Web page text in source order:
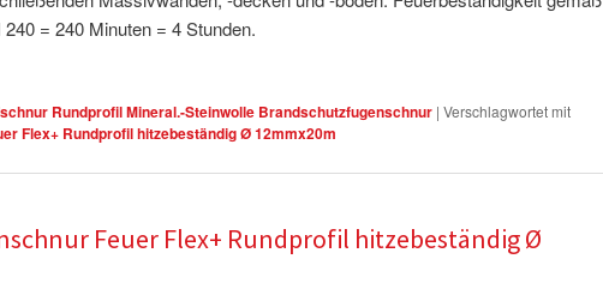
= 240 Minuten = 4 Stunden.
Rundprofil Mineral.-Steinwolle Brandschutzfugenschnur | Verschlagwortet mit
Flex+ Rundprofil hitzebeständig Ø 12mmx20m
Feuer Flex+ Rundprofil hitzebeständig Ø